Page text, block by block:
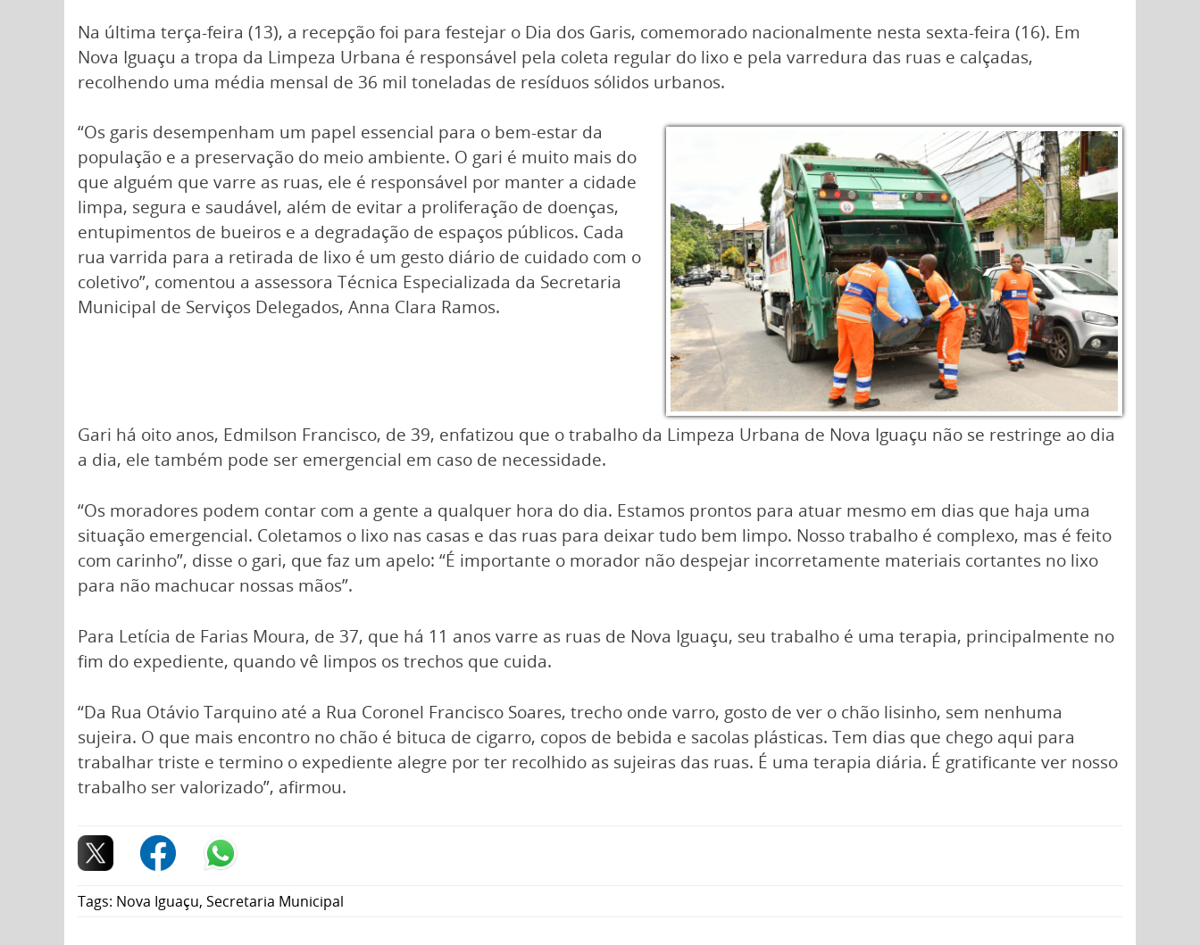
Na última terça-feira (13), a recepção foi para festejar o Dia dos Garis, comemorado nacionalmente nesta sexta-feira (16). Em
Nova Iguaçu a tropa da Limpeza Urbana é responsável pela coleta regular do lixo e pela varredura das ruas e calçadas,
recolhendo uma média mensal de 36 mil toneladas de resíduos sólidos urbanos.
“Os garis desempenham um papel essencial para o bem-estar da
população e a preservação do meio ambiente. O gari é muito mais do
que alguém que varre as ruas, ele é responsável por manter a cidade
limpa, segura e saudável, além de evitar a proliferação de doenças,
entupimentos de bueiros e a degradação de espaços públicos. Cada
rua varrida para a retirada de lixo é um gesto diário de cuidado com o
coletivo”, comentou a assessora Técnica Especializada da Secretaria
Municipal de Serviços Delegados, Anna Clara Ramos.
Gari há oito anos, Edmilson Francisco, de 39, enfatizou que o trabalho da Limpeza Urbana de Nova Iguaçu não se restringe ao dia
a dia, ele também pode ser emergencial em caso de necessidade.
“Os moradores podem contar com a gente a qualquer hora do dia. Estamos prontos para atuar mesmo em dias que haja uma
situação emergencial. Coletamos o lixo nas casas e das ruas para deixar tudo bem limpo. Nosso trabalho é complexo, mas é feito
com carinho”, disse o gari, que faz um apelo: “É importante o morador não despejar incorretamente materiais cortantes no lixo
para não machucar nossas mãos”.
Para Letícia de Farias Moura, de 37, que há 11 anos varre as ruas de Nova Iguaçu, seu trabalho é uma terapia, principalmente no
fim do expediente, quando vê limpos os trechos que cuida.
“Da Rua Otávio Tarquino até a Rua Coronel Francisco Soares, trecho onde varro, gosto de ver o chão lisinho, sem nenhuma
sujeira. O que mais encontro no chão é bituca de cigarro, copos de bebida e sacolas plásticas. Tem dias que chego aqui para
trabalhar triste e termino o expediente alegre por ter recolhido as sujeiras das ruas. É uma terapia diária. É gratificante ver nosso
trabalho ser valorizado”, afirmou.
Tags: Nova Iguaçu, Secretaria Municipal